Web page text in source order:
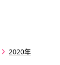
2020年